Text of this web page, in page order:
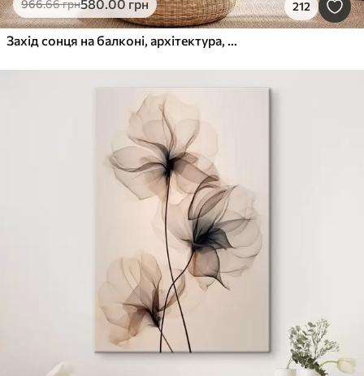
966.66грн580.00 грн 212
Захід сонця на балконі, архітектура, квітучі квіти, акварельний стиль, середземноморський